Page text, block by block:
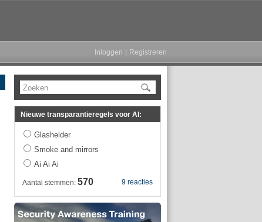
Inloggen Registreren
Zoeken
Nieuwe transparantieregels voor AI:
Glashelder
Smoke and mirrors
Ai Ai Ai
9 reacties
Aantal stemmen: 570